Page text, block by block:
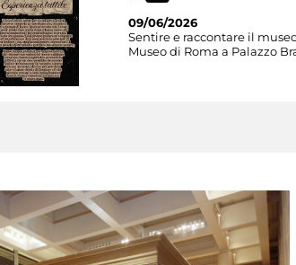
09/06/2026
Sentire e raccontare il
Museo di Roma a Palazzo